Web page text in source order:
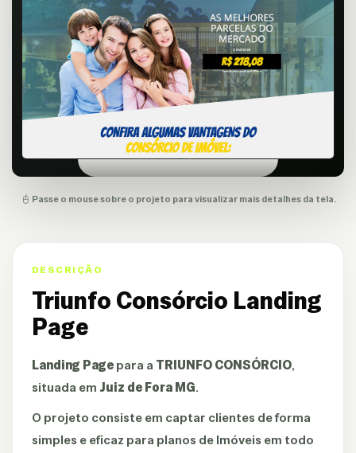
Passe o mouse sobre o projeto para visualizar mais detalhes da tela.
DESCRIÇÃO
Triunfo Consórcio Landing
Page
Landing Pagepara a TRIUNFO CONSÓRCIO,
situada em Juiz de Fora MG.
O projeto consiste em captar clientes de forma
simples e eficaz para planos de Imóveis em todo